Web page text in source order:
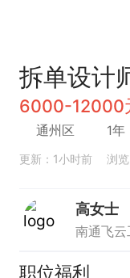
拆单设计
6000-12000
通州区 1年
更新：1小时前 浏
高女士
南通飞云
职位福利